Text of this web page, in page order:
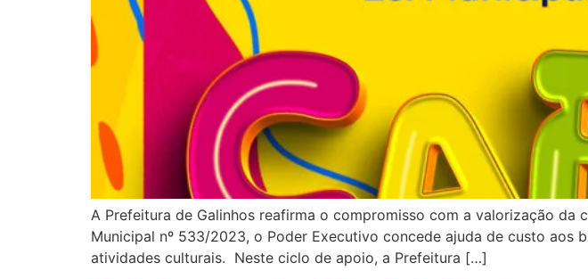
A Prefeitura de Galinhos reafirma o compromisso com a valorização
Municipal nº 533/2023, o Poder Executivo concede ajuda de custo
atividades culturais. Neste ciclo de apoio, a Prefeitura […]